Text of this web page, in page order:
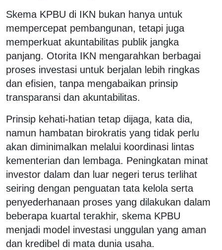
Skema KPBU di IKN bukan hanya untuk
mempercepat pembangunan, tetapi juga
memperkuat akuntabilitas publik jangka
panjang. Otorita IKN mengarahkan berbagai
proses investasi untuk berjalan lebih ringkas
dan efisien, tanpa mengabaikan prinsip
transparansi dan akuntabilitas.
Prinsip kehati-hatian tetap dijaga, kata dia,
namun hambatan birokratis yang tidak perlu
akan diminimalkan melalui koordinasi lintas
kementerian dan lembaga. Peningkatan minat
investor dalam dan luar negeri terus terlihat
seiring dengan penguatan tata kelola serta
penyederhanaan proses yang dilakukan dalam
beberapa kuartal terakhir, skema KPBU
menjadi model investasi unggulan yang aman
dan kredibel di mata dunia usaha.